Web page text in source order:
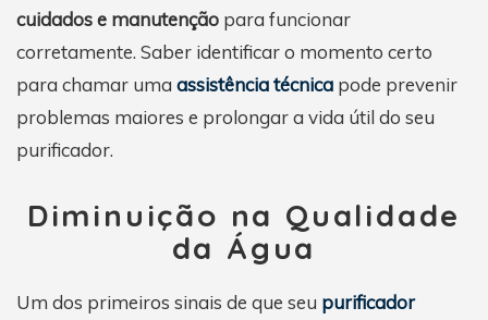
cuidados e manutenção para funcionar
corretamente. Saber identificar o momento certo
para chamar uma assistência técnica pode prevenir
problemas maiores e prolongar a vida útil do seu
purificador.
Diminuição na Qualidade
da Água
Um dos primeiros sinais de que seu purificador